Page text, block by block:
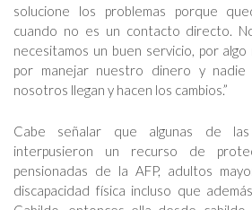
solucione los problemas porque
cuando no es un contacto directo.
necesitamos un buen servicio, por
por manejar nuestro dinero y
nosotros llegan y hacen los cambios.”
Cabe señalar que algunas de las
interpusieron un recurso de
pensionadas de la AFP, adultos
discapacidad física incluso que